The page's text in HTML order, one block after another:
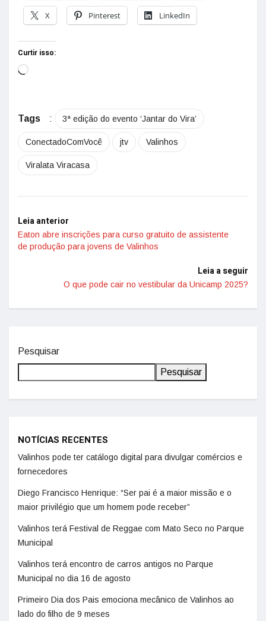
X Pinterest LinkedIn
Curtir isso:
Tags : 3ª edição do evento ‘Jantar do Vira’
ConectadoComVocê jtv Valinhos
Viralata Viracasa
Leia anterior
Eaton abre inscrições para curso gratuito de assistente
de produção para jovens de Valinhos
Leia a seguir
O que pode cair no vestibular da Unicamp 2025?
Pesquisar
Pesquisar
NOTÍCIAS RECENTES
Valinhos pode ter catálogo digital para divulgar comércios e
fornecedores
Diego Francisco Henrique: “Ser pai é a maior missão e o
maior privilégio que um homem pode receber”
Valinhos terá Festival de Reggae com Mato Seco no Parque
Municipal
Valinhos terá encontro de carros antigos no Parque
Municipal no dia 16 de agosto
Primeiro Dia dos Pais emociona mecânico de Valinhos ao
lado do filho de 9 meses